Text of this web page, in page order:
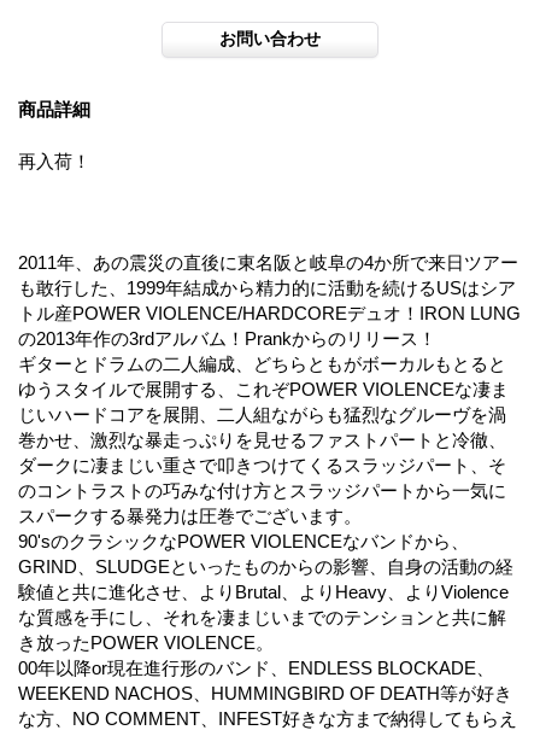
商品詳細
再入荷！
2011年、あの震災の直後に東名阪と岐阜の4か所で来日ツアー
も敢行した、1999年結成から精力的に活動を続けるUSはシア
トル産POWER VIOLENCE/HARDCOREデュオ！IRON LUNG
の2013年作の3rdアルバム！Prankからのリリース！
ギターとドラムの二人編成、どちらともがボーカルもとると
ゆうスタイルで展開する、これぞPOWER VIOLENCEな凄ま
じいハードコアを展開、二人組ながらも猛烈なグルーヴを渦
巻かせ、激烈な暴走っぷりを見せるファストパートと冷徹、
ダークに凄まじい重さで叩きつけてくるスラッジパート、そ
のコントラストの巧みな付け方とスラッジパートから一気に
スパークする暴発力は圧巻でございます。
90'sのクラシックなPOWER VIOLENCEなバンドから、
GRIND、SLUDGEといったものからの影響、自身の活動の経
験値と共に進化させ、よりBrutal、よりHeavy、よりViolence
な質感を手にし、それを凄まじいまでのテンションと共に解
き放ったPOWER VIOLENCE。
00年以降or現在進行形のバンド、ENDLESS BLOCKADE、
WEEKEND NACHOS、HUMMINGBIRD OF DEATH等が好き
な方、NO COMMENT、INFEST好きな方まで納得してもらえ